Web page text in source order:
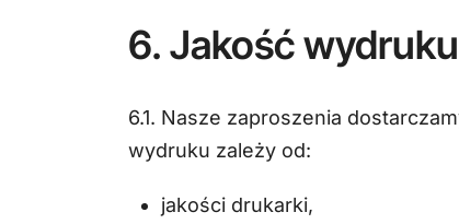
6. Jakość wydruku
6.1. Nasze zaproszenia
wydruku zależy od:
jakości drukarki,